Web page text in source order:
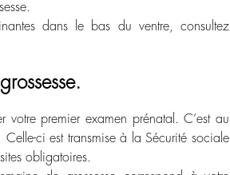
dans le bas du ventre, consultez
votre premier examen prénatal. C’est au
. Celle-ci est transmise à la Sécurité sociale
obligatoires.